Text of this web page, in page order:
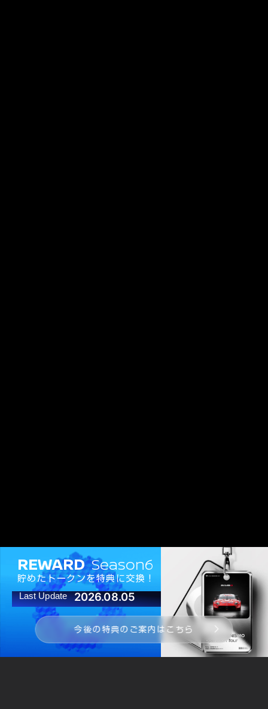
REWARD Season6
貯めたトークンを特典に交換！
今後の特典のご案内はこちら
Last Update 2026.08.05
PASSPORTを開く